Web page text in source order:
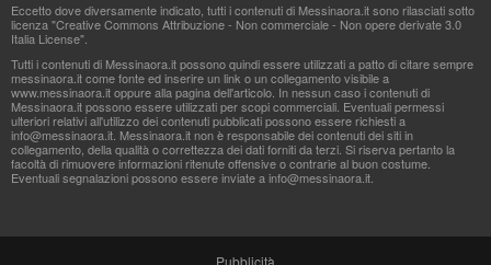
Eccetto dove diversamente indicato, tutti i contenuti di Messinaora.it sono rilasciati sotto
licenza "Creative Commons Attribuzione - Non commerciale - Non opere derivate 3.0
Italia License".
Tutti i contenuti di Messinaora.it possono quindi essere utilizzati a patto di citare sempre
messinaora.it come fonte ed inserire un link o un collegamento visibile a
www.messinaora.it oppure alla pagina dell'articolo. In nessun caso i contenuti di
Messinaora.it possono essere utilizzati per scopi commerciali. Eventuali permessi
ulteriori relativi all'utilizzo dei contenuti pubblicati possono essere richiesti a
info@messinaora.it . Messinaora.it non è responsabile dei contenuti dei siti in
collegamento, della qualità o correttezza dei dati forniti da terzi. Si riserva pertanto la
facoltà di rimuovere informazioni ritenute offensive o contrarie al buon costume.
Eventuali segnalazioni possono essere inviate ainfo@messinaora.it
Pubblicità